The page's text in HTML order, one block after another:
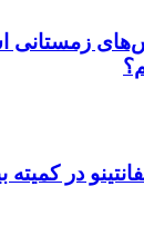
در کمیته